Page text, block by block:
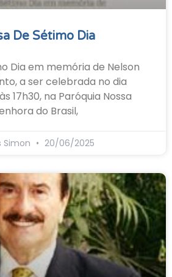
De Sétimo Dia
Dia em memória de Nelson
a ser celebrada no dia
17h30, na Paróquia Nossa
do Brasil,
Simon 20/06/2025